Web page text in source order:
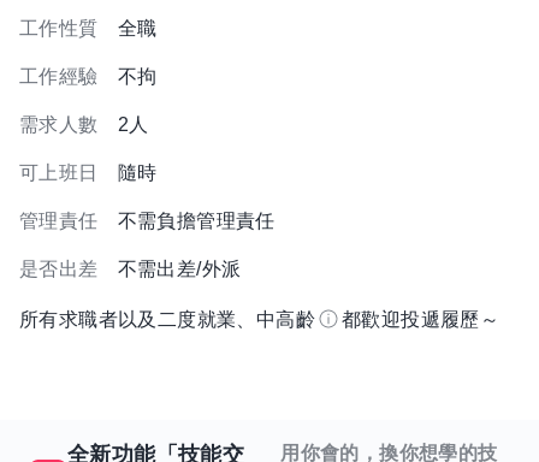
工作性質 全職
工作經驗 不拘
需求人數 2人
可上班日 隨時
管理責任 不需負擔管理責任
是否出差 不需出差/外派
所有求職者以及二度就業、中高齡 都歡迎投遞履歷～
全新功能「技能交
用你會的，換你想學的技